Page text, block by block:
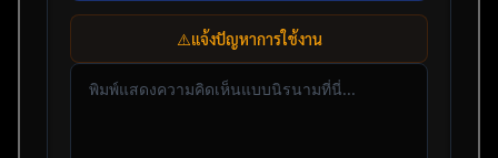
⚠️แจ้งปัญหาการใช้งาน